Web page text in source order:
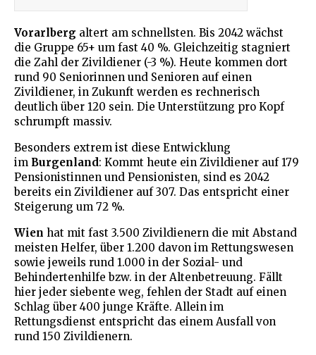
Vorarlberg altert am schnellsten. Bis 2042 wächst
die Gruppe 65+ um fast 40 %. Gleichzeitig stagniert
die Zahl der Zivildiener (-3 %). Heute kommen dort
rund 90 Seniorinnen und Senioren auf einen
Zivildiener, in Zukunft werden es rechnerisch
deutlich über 120 sein. Die Unterstützung pro Kopf
schrumpft massiv.
Besonders extrem ist diese Entwicklung
im Burgenland: Kommt heute ein Zivildiener auf 179
Pensionistinnen und Pensionisten, sind es 2042
bereits ein Zivildiener auf 307. Das entspricht einer
Steigerung um 72 %.
Wien hat mit fast 3.500 Zivildienern die mit Abstand
meisten Helfer, über 1.200 davon im Rettungswesen
sowie jeweils rund 1.000 in der Sozial- und
Behindertenhilfe bzw. in der Altenbetreuung. Fällt
hier jeder siebente weg, fehlen der Stadt auf einen
Schlag über 400 junge Kräfte. Allein im
Rettungsdienst entspricht das einem Ausfall von
rund 150 Zivildienern.